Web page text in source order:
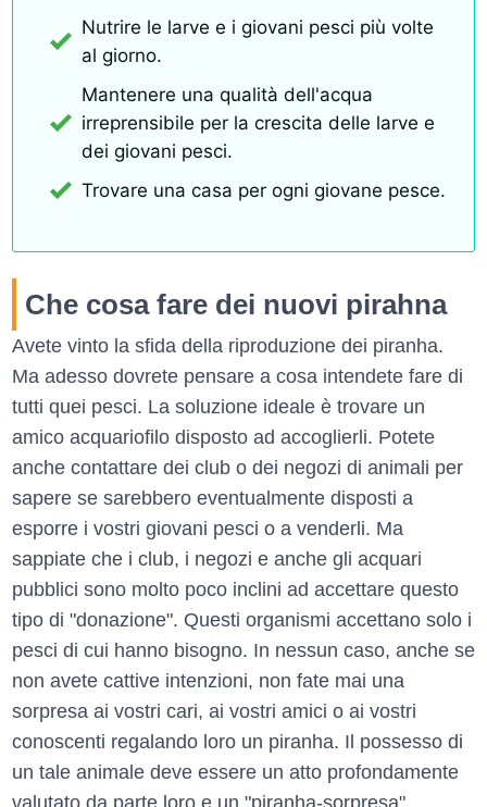
Nutrire le larve e i giovani pesci più volte
al giorno.
Mantenere una qualità dell'acqua
irreprensibile per la crescita delle larve e
dei giovani pesci.
Trovare una casa per ogni giovane pesce.
Che cosa fare dei nuovi pirahna
Avete vinto la sfida della riproduzione dei piranha.
Ma adesso dovrete pensare a cosa intendete fare di
tutti quei pesci. La soluzione ideale è trovare un
amico acquariofilo disposto ad accoglierli. Potete
anche contattare dei club o dei negozi di animali per
sapere se sarebbero eventualmente disposti a
esporre i vostri giovani pesci o a venderli. Ma
sappiate che i club, i negozi e anche gli acquari
pubblici sono molto poco inclini ad accettare questo
tipo di "donazione". Questi organismi accettano solo i
pesci di cui hanno bisogno. In nessun caso, anche se
non avete cattive intenzioni, non fate mai una
sorpresa ai vostri cari, ai vostri amici o ai vostri
conoscenti regalando loro un piranha. Il possesso di
un tale animale deve essere un atto profondamente
valutato da parte loro e un "piranha-sorpresa"